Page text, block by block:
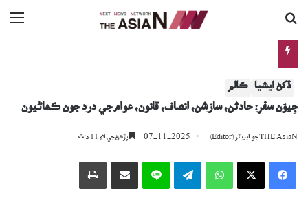
ڏکڻ ايشيا ڪالم
جِيوَن سفر: حادثن، سازشن، انصاف، قانون، عوام جي درد جون ڪھاڻيون
THE AsiaN جو ايڊيٽر (Editor) 07-11-2025 پڙھڻ جي لاءِ 11 منٽ
Facebook
X
WhatsApp
Telegram
Line اي ميل وسيلي ونڊيو پرنٽ